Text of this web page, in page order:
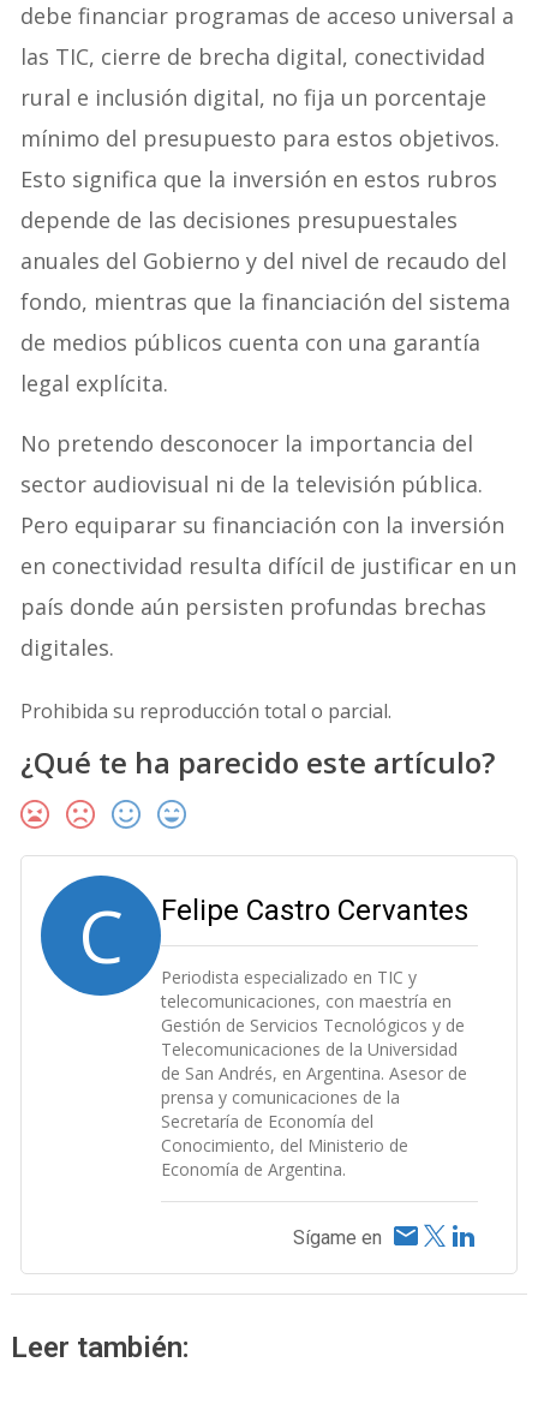
debe financiar programas de acceso universal a
las TIC, cierre de brecha digital, conectividad
rural e inclusión digital, no fija un porcentaje
mínimo del presupuesto para estos objetivos.
Esto significa que la inversión en estos rubros
depende de las decisiones presupuestales
anuales del Gobierno y del nivel de recaudo del
fondo, mientras que la financiación del sistema
de medios públicos cuenta con una garantía
legal explícita.
No pretendo desconocer la importancia del
sector audiovisual ni de la televisión pública.
Pero equiparar su financiación con la inversión
en conectividad resulta difícil de justificar en un
país donde aún persisten profundas brechas
digitales.
Prohibida su reproducción total o parcial.
¿Qué te ha parecido este artículo?
C Felipe Castro Cervantes
Periodista especializado en TIC y
telecomunicaciones, con maestría en
Gestión de Servicios Tecnológicos y de
Telecomunicaciones de la Universidad
de San Andrés, en Argentina. Asesor de
prensa y comunicaciones de la
Secretaría de Economía del
Conocimiento, del Ministerio de
Economía de Argentina.
Sígame en
Leer también: